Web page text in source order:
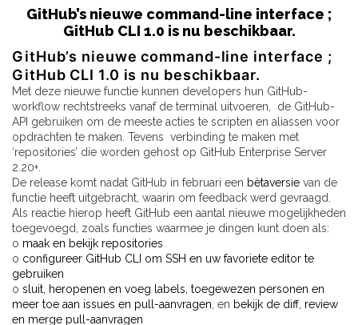
GitHub’s nieuwe command-line interface ;
GitHub CLI 1.0 is nu beschikbaar.
GitHub’s nieuwe command-line interface ;
GitHub CLI 1.0 is nu beschikbaar.
Met deze nieuwe functie kunnen developers hun GitHub-
workflow rechtstreeks vanaf de terminal uitvoeren, de GitHub-
API gebruiken om de meeste acties te scripten en aliassen voor
opdrachten te maken. Tevens verbinding te maken met
‘repositories’ die worden gehost op GitHub Enterprise Server
2.20+.
De release komt nadat GitHub in februari een bètaversie van de
functie heeft uitgebracht, waarin om feedback werd gevraagd.
Als reactie hierop heeft GitHub een aantal nieuwe mogelijkheden
toegevoegd, zoals functies waarmee je dingen kunt doen als:
o maak en bekijk repositories
o configureer GitHub CLI om SSH en uw favoriete editor te
gebruiken
o sluit, heropenen en voeg labels, toegewezen personen en
meer toe aan issues en pull-aanvragen, en bekijk de diff, review
en merge pull-aanvragen